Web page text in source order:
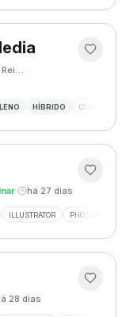
Letchworth, Reino Unido ·
HÍBRIDO CONTENT
· há 27 dias
ILLUSTRATOR PHOTOSHOP
28 dias